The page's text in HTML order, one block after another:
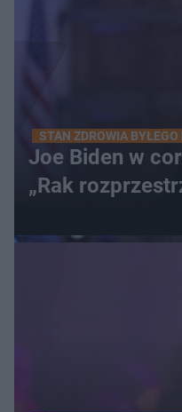
STAN ZDROWIA BYŁEGO
Joe Biden w
„Rak